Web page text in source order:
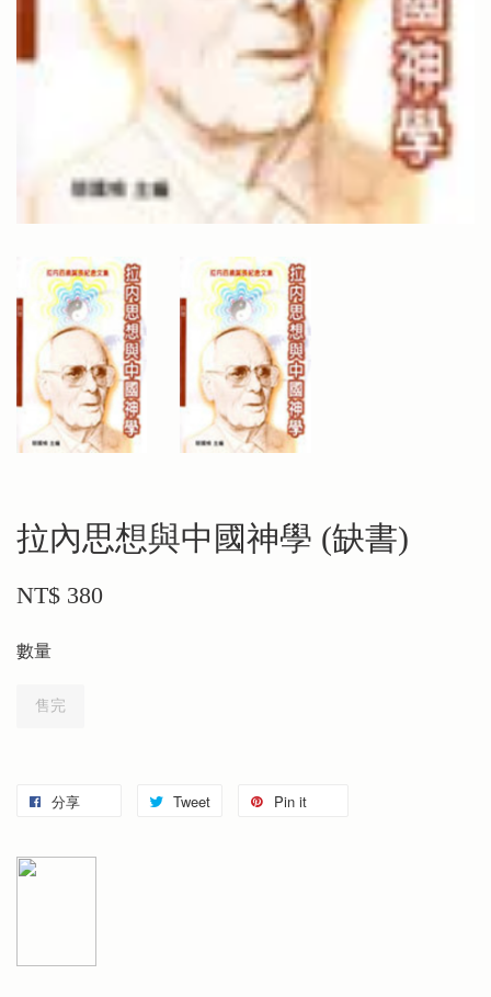
拉內思想與中國神學 (缺書)
NT$ 380
數量
售完
分享 Tweet Pin it